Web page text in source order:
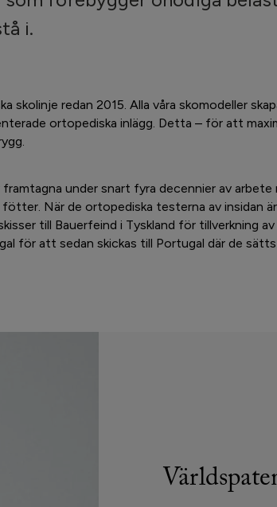
i.
skolinje redan 2015. Alla våra skomodeller
ortopediska inlägg. Detta – för att
under snart fyra decennier av
När de ortopediska testerna av insidan
till Bauerfeind i Tyskland för tillverkning av
för att sedan skickas till Portugal där de